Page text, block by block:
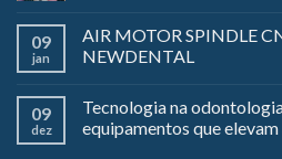
09
jan
AIR MOTOR SPINDLE
NEWDENTAL
09
dez
Tecnologia na
equipamentos que